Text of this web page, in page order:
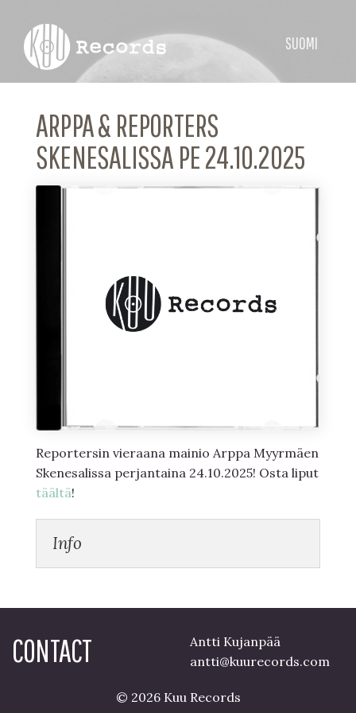
SUOMI
ARPPA & REPORTERS
SKENESALISSA PE 24.10.2025
Reportersin vieraana mainio Arppa Myyrmäen
Skenesalissa perjantaina 24.10.2025! Osta liput
täältä!
Info
CONTACT
Antti Kujanpää
antti@kuurecords.com
© 2026 Kuu Records